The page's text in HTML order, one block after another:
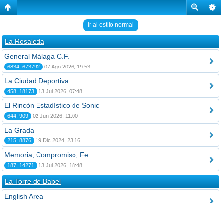
Ir al estilo normal
La Rosaleda
General Málaga C.F.
6834, 673792 07 Ago 2026, 19:53
La Ciudad Deportiva
458, 18173 13 Jul 2026, 07:48
El Rincón Estadístico de Sonic
644, 909 02 Jun 2026, 11:00
La Grada
215, 8876 19 Dic 2024, 23:16
Memoria, Compromiso, Fe
187, 14271 13 Jul 2026, 18:48
La Torre de Babel
English Area